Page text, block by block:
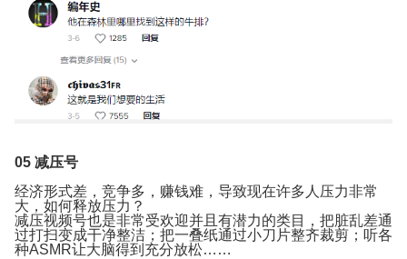
05 减压号
经济形式差，竞争多，赚钱难，导致现在许多人压力非常
大，如何释放压力？
减压视频号也是非常受欢迎并且有潜力的类目，把脏乱差通
过打扫变成干净整洁；把一叠纸通过小刀片整齐裁剪；听各
种ASMR让大脑得到充分放松……